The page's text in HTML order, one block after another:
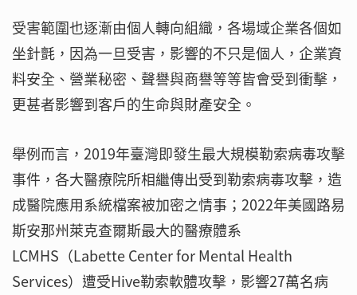
受害範圍也逐漸由個人轉向組織，各場域企業各個如
坐針氈，因為一旦受害，影響的不只是個人，企業資
料安全、營業秘密、聲譽與商譽等等皆會受到衝擊，
更甚者影響到客戶的生命與財產安全。
舉例而言，2019年臺灣即發生最大規模勒索病毒攻擊
事件，各大醫療院所相繼傳出受到勒索病毒攻擊，造
成醫院應用系統檔案被加密之情事；2022年美國路易
斯安那州萊克查爾斯最大的醫療體系
LCMHS（Labette Center for Mental Health
Services）遭受Hive勒索軟體攻擊，影響27萬名病